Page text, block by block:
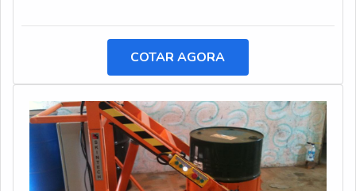
COTAR AGORA